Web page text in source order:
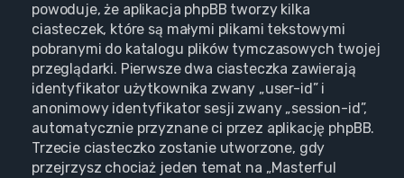
powoduje, że aplikacja phpBB tworzy kilka
ciasteczek, które są małymi plikami tekstowymi
pobranymi do katalogu plików tymczasowych twojej
przeglądarki. Pierwsze dwa ciasteczka zawierają
identyfikator użytkownika zwany „user-id” i
anonimowy identyfikator sesji zwany „session-id”,
automatycznie przyznane ci przez aplikację phpBB.
Trzecie ciasteczko zostanie utworzone, gdy
przejrzysz chociaż jeden temat na „Masterful